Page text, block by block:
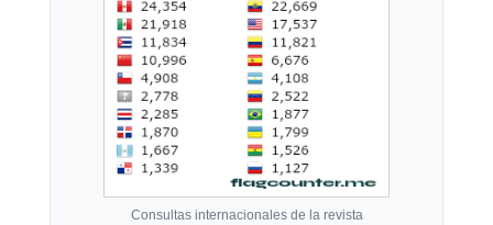
Consultas internacionales de la revista